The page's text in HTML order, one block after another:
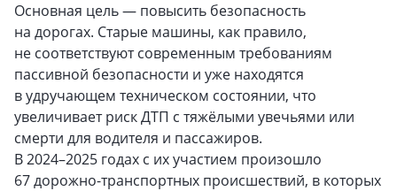
Основная цель — повысить безопасность
на дорогах. Старые машины, как правило,
не соответствуют современным требованиям
пассивной безопасности и уже находятся
в удручающем техническом состоянии, что
увеличивает риск ДТП с тяжёлыми увечьями или
смерти для водителя и пассажиров.
В 2024–2025 годах с их участием произошло
67 дорожно-транспортных происшествий, в которых